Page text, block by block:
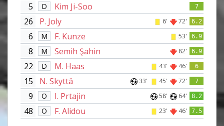
5 D Kim Ji-Soo 7
26 P. Joly 6' 72' 6.2
6 M F. Kunze 53' 6.9
8 M Semih Şahin 82' 6.9
22 D M. Haas 43' 46' 6
15 N. Skyttä 33' 45' 72' 7
9 O I. Prtajin 58' 64' 8.2
48 O F. Alidou 23' 46' 7.5